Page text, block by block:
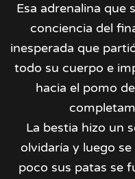
Esa adrenalina que
conciencia del
inesperada que
todo su cuerpo e
hacia el pomo
La bestia hizo un
olvidaría y luego
poco sus patas se